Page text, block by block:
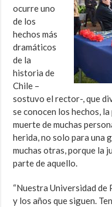
ocurre uno
de los
hechos más
dramáticos
de la
historia de
Chile –
sostuvo el rector-, que
se conocen los hechos,
muerte de muchas
herida, no solo para una
muchas otras, porque la
parte de aquello.
“Nuestra Universidad de
y los años que siguen.